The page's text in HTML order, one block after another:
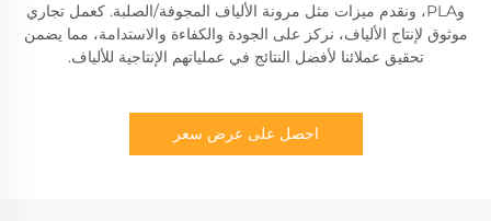
وPLA، ونقدم ميزات مثل مرونة الألياف المجوفة/الصلبة. كعمل تجاري
موثوق لإنتاج الألياف، نركز على الجودة والكفاءة والاستدامة، مما يضمن
تحقيق عملائنا لأفضل النتائج في عملياتهم الإنتاجية للألياف.
احصل على عرض سعر